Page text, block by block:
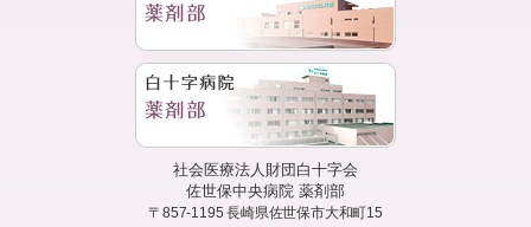
社会医療法人財団白十字会
佐世保中央病院 薬剤部
〒857-1195長崎県佐世保市大和町15